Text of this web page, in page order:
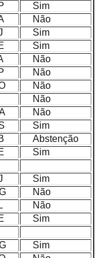
Sim
Não
Sim
Sim
Não
Não
Não
Não
Não
Sim
Abstenção
Sim
Sim
Não
Não
Sim
Sim